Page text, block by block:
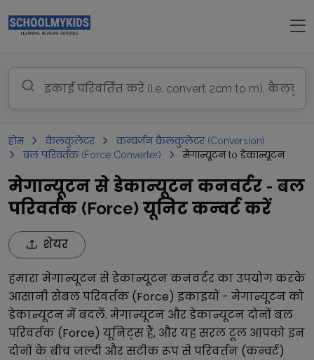
होम कैलकुलेटर
कन्वर्जन कैलकुलेटर (Conversion)
बल परिवर्तक (Force Converter)
मेगान्यूटन to डेकान्यूटन
मेगान्यूटन से डेकान्यूटन कनवर्टर - बल
परिवर्तक (Force) यूनिट कन्वर्ट करें
शेयर
हमारामेगान्यूटनसेडेकान्यूटनकनवर्टर का उपयोग करके
आसानी सेबल परिवर्तक (Force) इकाइयों - मेगान्यूटनको
डेकान्यूटनमें बदलें. मेगान्यूटन औरडेकान्यूटनदोनोंबल
परिवर्तक (Force) यूनिट्स हैं, और यह सरल टूल आपको इन
दोनों के बीच जल्दी और सटीक रूप से परिवर्तन (कन्वर्ट)